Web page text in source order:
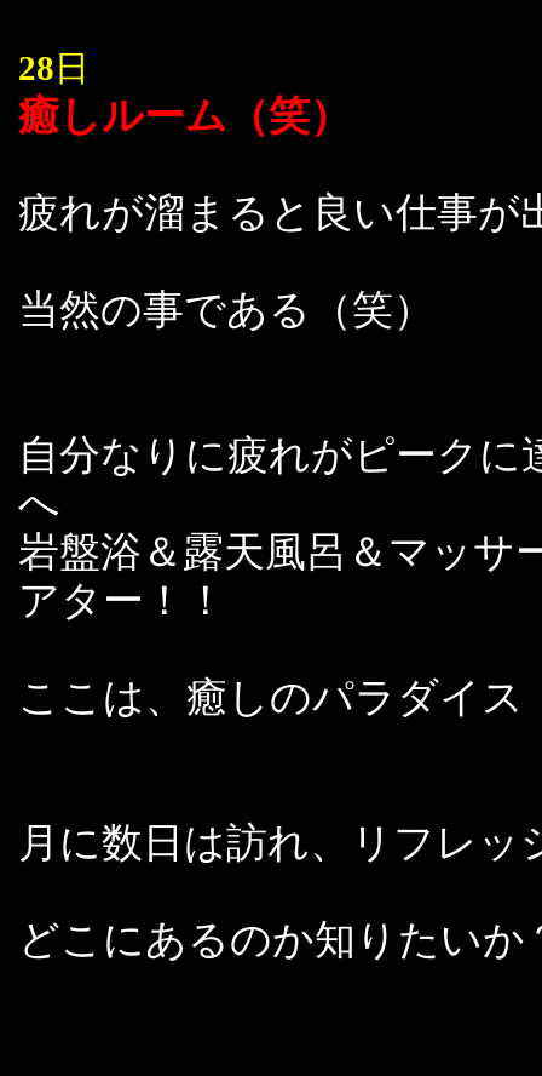
28 日
癒しルーム（笑）
疲れが溜まると良い仕事が
当然の事である（笑）
自分なりに疲れがピーク
へ
岩盤浴＆露天風呂＆マッサ
アター！！
ここは、癒しのパラダイス
月に数日は訪れ、リフレ
どこにあるのか知りたいか